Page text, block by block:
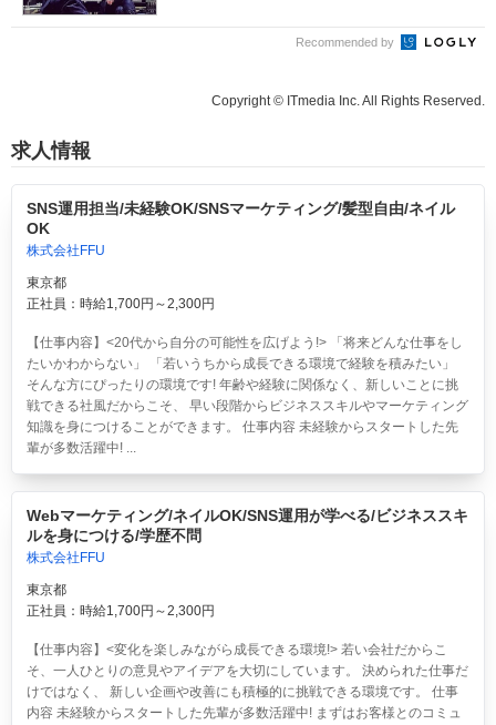
Recommended by
Copyright © ITmedia Inc. All Rights Reserved.
求人情報
SNS運用担当/未経験OK/SNSマーケティング/髪型自由/ネイル
OK
株式会社FFU
東京都
正社員：時給1,700円～2,300円
【仕事内容】<20代から自分の可能性を広げよう!> 「将来どんな仕事をし
たいかわからない」 「若いうちから成長できる環境で経験を積みたい」
そんな方にぴったりの環境です! 年齢や経験に関係なく、新しいことに挑
戦できる社風だからこそ、 早い段階からビジネススキルやマーケティング
知識を身につけることができます。 仕事内容 未経験からスタートした先
輩が多数活躍中! ...
Webマーケティング/ネイルOK/SNS運用が学べる/ビジネススキ
ルを身につける/学歴不問
株式会社FFU
東京都
正社員：時給1,700円～2,300円
【仕事内容】<変化を楽しみながら成長できる環境!> 若い会社だからこ
そ、一人ひとりの意見やアイデアを大切にしています。 決められた仕事だ
けではなく、 新しい企画や改善にも積極的に挑戦できる環境です。 仕事
内容 未経験からスタートした先輩が多数活躍中! まずはお客様とのコミュ